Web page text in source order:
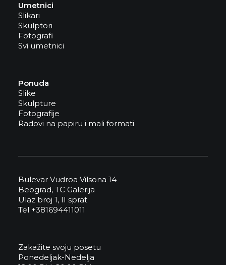
Umetnici
Slikari
Skulptori
Fotografi
Svi umetnici
Ponuda
Slike
Skulpture
Fotografije
Radovi na papiru i mali formati
Bulevar Vudroa Vilsona 14
Beograd, TC Galerija
Ulaz broj 1, II sprat
Tel +381694411011
Zakažite svoju posetu
Ponedeljak-Nedelja